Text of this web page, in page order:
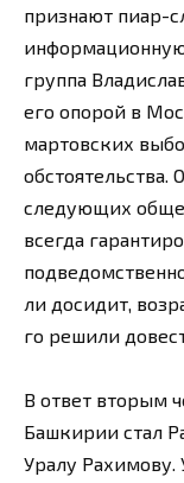
признают пиар-
группа
его опорой в
мартовских
обстоятельства.
следующих
всегда
ли досидит,
го решили
В ответ вторым
Башкирии стал
Уралу Рахимову.